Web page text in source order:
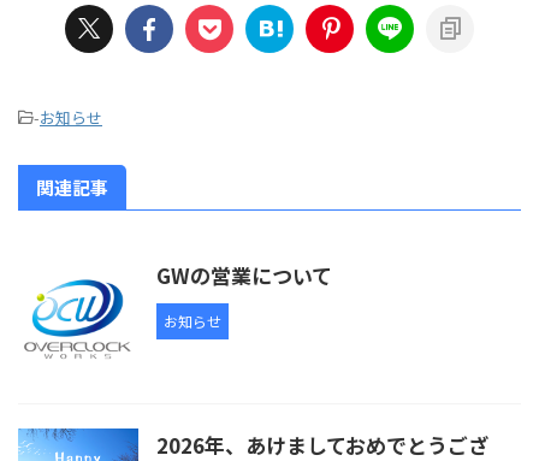
-お知らせ
関連記事
GWの営業について
お知らせ
2026年、あけましておめでとうござ